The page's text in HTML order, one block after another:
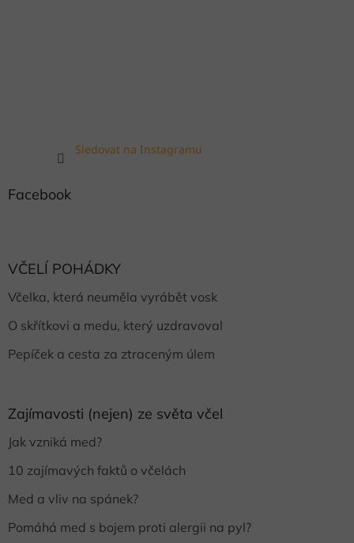
Sledovat na Instagramu
Facebook
VČELÍ POHÁDKY
Včelka, která neuměla vyrábět vosk
O skřítkovi a medu, který uzdravoval
Pepíček a cesta za ztraceným úlem
Zajímavosti (nejen) ze světa včel
Jak vzniká med?
10 zajímavých faktů o včelách
Med a vliv na spánek?
Pomáhá med s bojem proti alergii na pyl?